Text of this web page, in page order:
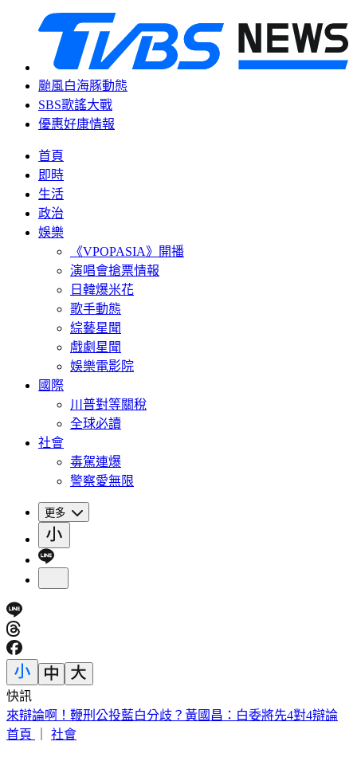
颱風白海豚動態
SBS歌謠大戰
優惠好康情報
首頁
即時
生活
政治
娛樂
《VPOPASIA》開播
演唱會搶票情報
日韓爆米花
歌手動態
綜藝星聞
戲劇星聞
娛樂電影院
國際
川普對等關稅
全球必讀
社會
毒駕連爆
警察愛無限
更多
快訊
日媒爆養樂多中壢廠蟑螂孳生＋職場霸凌 衛生局稽查結果曝
首頁
社會